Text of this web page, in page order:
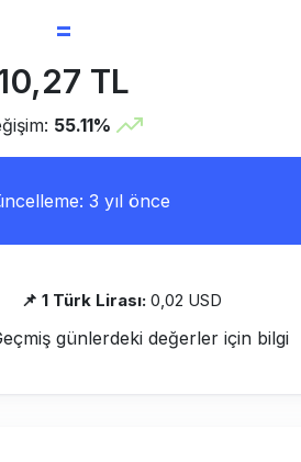
=
TL
55.11%
3 yıl önce
📌 1 Türk Lirası: 0,02 USD
günlerdeki değerler için bilgi